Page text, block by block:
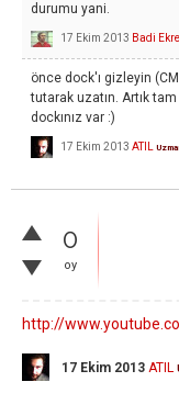
durumu yani.
17 Ekim 2013 Badi
önce dock'ı gizleyin
tutarak uzatın. Artık
dockınız var :)
17 Ekim 2013 ATIL
0
oy
http://
17 Ekim 2013 ATIL